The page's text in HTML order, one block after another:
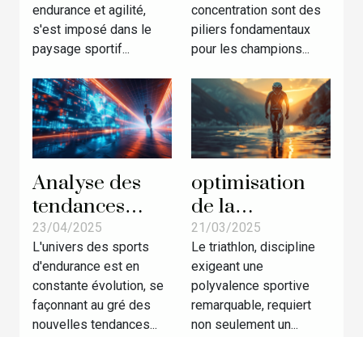
de crossfit
évolution et
futur du sport
endurance et agilité,
s'est imposé dans le
paysage sportif...
des champions
avant une
compétition
majeure
concentration sont des
piliers fondamentaux
pour les champions...
Analyse des
tendances
émergentes
dans les sports
d'endurance
événements à
suivre
23/04/2025
L'univers des sports
d'endurance est en
constante évolution, se
façonnant au gré des
nouvelles tendances...
optimisation
de la
performance
en triathlon
découverte des
stratégies
nutritionnelles
21/03/2025
Le triathlon, discipline
exigeant une
polyvalence sportive
remarquable, requiert
non seulement un...